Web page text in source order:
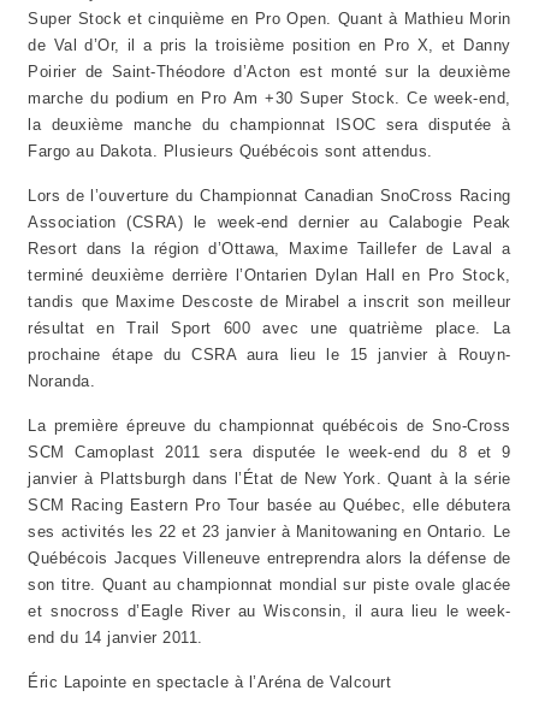
Super Stock et cinquième en Pro Open. Quant à Mathieu Morin
de Val d’Or, il a pris la troisième position en Pro X, et Danny
Poirier de Saint-Théodore d’Acton est monté sur la deuxième
marche du podium en Pro Am +30 Super Stock. Ce week-end,
la deuxième manche du championnat ISOC sera disputée à
Fargo au Dakota. Plusieurs Québécois sont attendus.
Lors de l’ouverture duChampionnat Canadian SnoCross Racing
Association (CSRA) le week-end dernier au Calabogie Peak
Resort dans la région d’Ottawa, Maxime Taillefer de Laval a
terminé deuxième derrière l’Ontarien Dylan Hall en Pro Stock,
tandis que Maxime Descoste de Mirabel a inscrit son meilleur
résultat en Trail Sport 600 avec une quatrième place. La
prochaine étape du CSRA aura lieu le 15 janvier à Rouyn-
Noranda.
La première épreuve du championnat québécois de Sno-Cross
SCM Camoplast 2011 sera disputée le week-end du 8 et 9
janvier à Plattsburgh dans l’État de New York. Quant à la série
SCM Racing Eastern Pro Tour basée au Québec, elle débutera
ses activités les 22 et 23 janvier à Manitowaning en Ontario. Le
Québécois Jacques Villeneuve entreprendra alors la défense de
son titre. Quant au championnat mondial sur piste ovale glacée
et snocross d’Eagle River au Wisconsin, il aura lieu le week-
end du 14 janvier 2011.
Éric Lapointe en spectacle à l’Aréna de Valcourt